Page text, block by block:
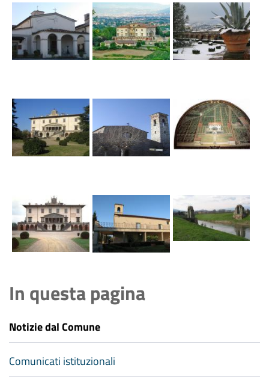
In questa pagina
Notizie dal Comune
Comunicati istituzionali